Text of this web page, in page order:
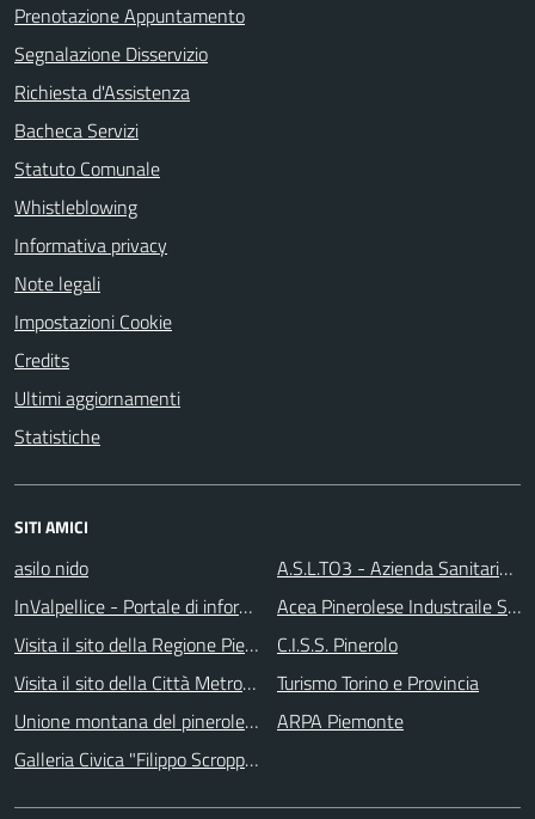
Prenotazione Appuntamento
Segnalazione Disservizio
Richiesta d'Assistenza
Bacheca Servizi
Statuto Comunale
Whistleblowing
Informativa privacy
Note legali
Impostazioni Cookie
Credits
Ultimi aggiornamenti
Statistiche
SITI AMICI
asilo nido
InValpellice - Portale di informazione turstica
Visita il sito della Regione Piemonte
Visita il sito della Città Metropolitanda di Torino
Unione montana del pinerolese
Galleria Civica "Filippo Scroppo"
A.S.L.TO3 - Azienda Sanitaria
Acea Pinerolese Industraile SpA
C.I.S.S. Pinerolo
Turismo Torino e Provincia
ARPA Piemonte